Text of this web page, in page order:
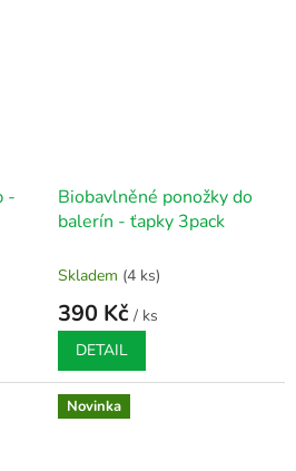
-
Biobavlněné ponožky do
balerín - ťapky 3pack
Skladem (4 ks)
390 Kč / ks
DETAIL
Novinka